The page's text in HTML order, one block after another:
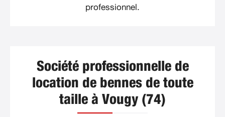
professionnel.
Société professionnelle de
location de bennes de toute
taille à Vougy (74)